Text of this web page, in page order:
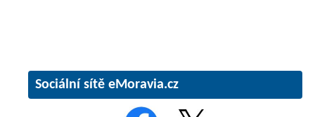
Sociální sítě eMoravia.cz